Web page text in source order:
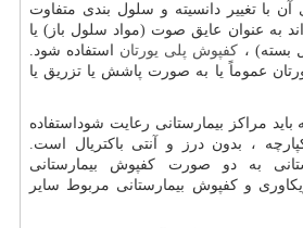
با تغییر دانسیته و سلول بندی متفاوت
به عنوان عایق صوت (مواد سلول باز) یا
بسته) ، کفپوش پلی یورتان استفاده شود.
عموماً یا به صورت پاشش یا تزریق یا
مراکز بیمارستانی رعایت شوداستفاده
، بدون درز و آنتی باکتریال است.
به دو صورت کفپوش بیمارستانی
و کفپوش بیمارستانی مربوط سایر